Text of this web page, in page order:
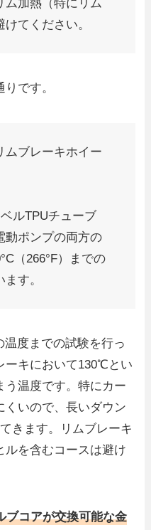
ム加熱（特にリム
てください。
です。
ムブレーキホイー
ルTPUチューブ
動ポンプの両方の
（266°F）までの
す。
度までの試験を行っ
ーキにおいて130℃とい
う温度です。特にカー
くいので、長いダウン
きます。リムブレーキ
ルを含むコースは避け
ブコアが交換可能な金